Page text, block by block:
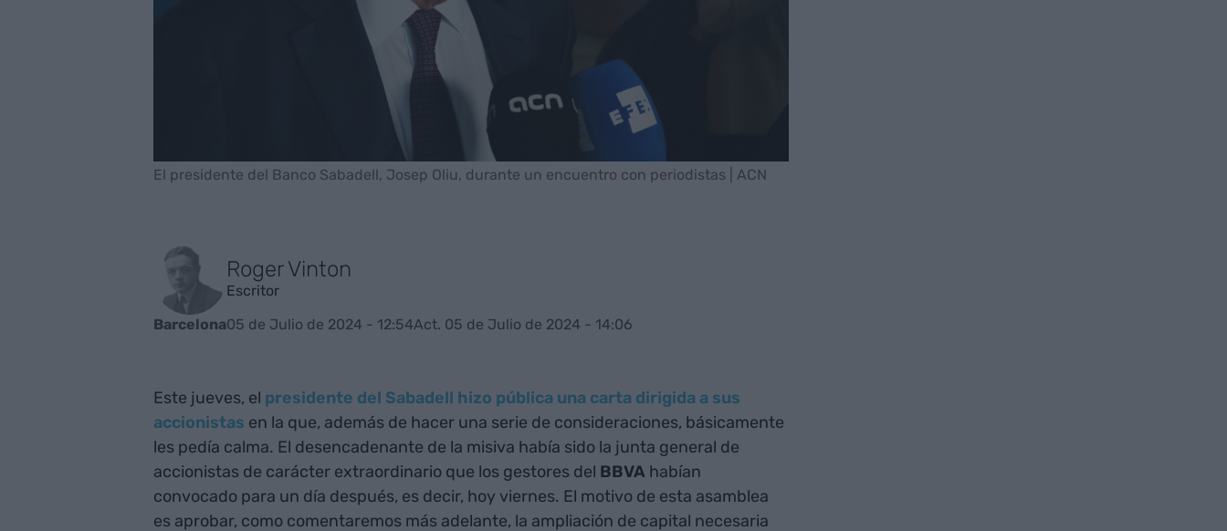
El presidente del Banco Sabadell, Josep Oliu, durante un encuentro con periodistas | ACN
Roger Vinton
Escritor
Barcelona05 de Julio de 2024 - 12:54Act. 05 de Julio de 2024 - 14:06
Este jueves, el presidente del Sabadell hizo pública una carta dirigida a sus
accionistas en la que, además de hacer una serie de consideraciones, básicamente
les pedía calma. El desencadenante de la misiva había sido la junta general de
accionistas de carácter extraordinario que los gestores del BBVA habían
convocado para un día después, es decir, hoy viernes. El motivo de esta asamblea
es aprobar, como comentaremos más adelante, la ampliación de capital necesaria